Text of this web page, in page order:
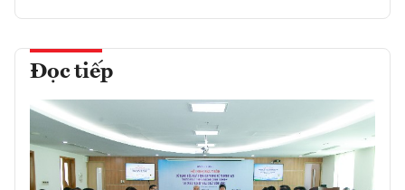
Đọc tiếp